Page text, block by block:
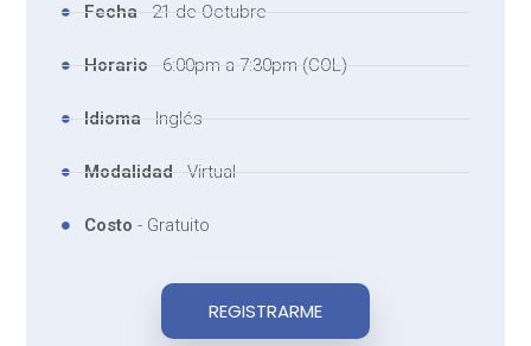
Fecha- 21 de Octubre
Horario- 6:00pm a 7:30pm (COL)
Idioma- Inglés
Modalidad- Virtual
Costo - Gratuito
REGISTRARME